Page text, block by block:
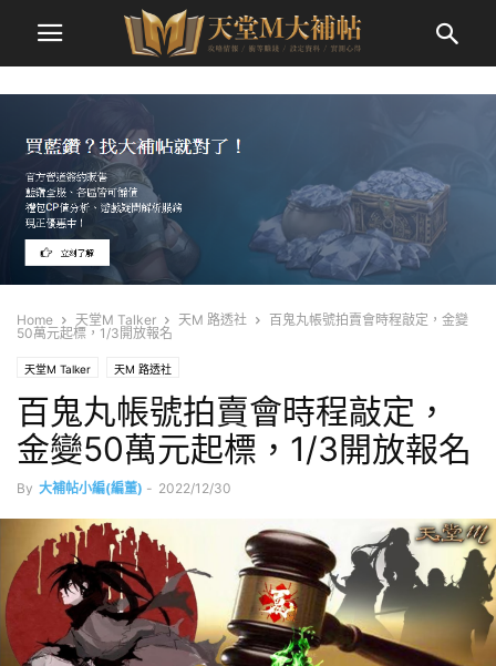
Home 天堂M Talker 天M 路透社
百鬼丸帳號拍賣會時程敲定，金變
50萬元起標，1/3開放報名
天堂M Talker 天M 路透社
百鬼丸帳號拍賣會時程敲定，
金變50萬元起標，1/3開放報名
By 大補帖小編(編董) - 2022/12/30